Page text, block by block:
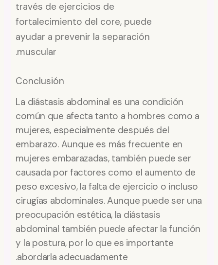
través de ejercicios de
fortalecimiento del core, puede
ayudar a prevenir la separación
muscular.
Conclusión
La diástasis abdominal es una condición
común que afecta tanto a hombres como a
mujeres, especialmente después del
embarazo. Aunque es más frecuente en
mujeres embarazadas, también puede ser
causada por factores como el aumento de
peso excesivo, la falta de ejercicio o incluso
cirugías abdominales. Aunque puede ser una
preocupación estética, la diástasis
abdominal también puede afectar la función
y la postura, por lo que es importante
abordarla adecuadamente.